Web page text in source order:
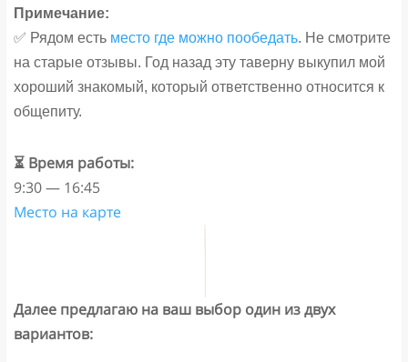
Примечание:
✅ Рядом есть место где можно пообедать. Не смотрите
на старые отзывы. Год назад эту таверну выкупил мой
хороший знакомый, который ответственно относится к
общепиту.
⏳ Время работы:
9:30 — 16:45
Место на карте
Далее предлагаю на ваш выбор один из двух
вариантов: